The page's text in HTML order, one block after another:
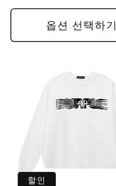
가
옵션 선택하기
할인